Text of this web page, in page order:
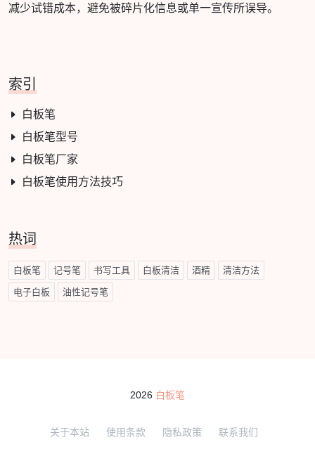
减少试错成本，避免被碎片化信息或单一宣传所误导。
索引
白板笔
白板笔型号
白板笔厂家
白板笔使用方法技巧
热词
白板笔 记号笔 书写工具 白板清洁 酒精 清洁方法
电子白板 油性记号笔
2026 白板笔
关于本站 使用条款 隐私政策 联系我们